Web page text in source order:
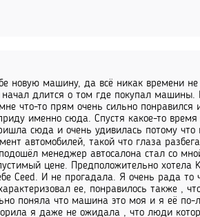
новую машину, да всё никак времени
длится о том где покупал
что-то прям очень сильно
именно сюда. Спустя какое-то
сюда и очень удивилась потому что
автомобилей, такой что глаза
менеджер автосалона стал со
цене. Предположительно хотела
Ceed. И не прогадала. Я очень рада
ее, понравилось также ,
поняла что машина это моя и я её по-
я даже не ожидала , что люди